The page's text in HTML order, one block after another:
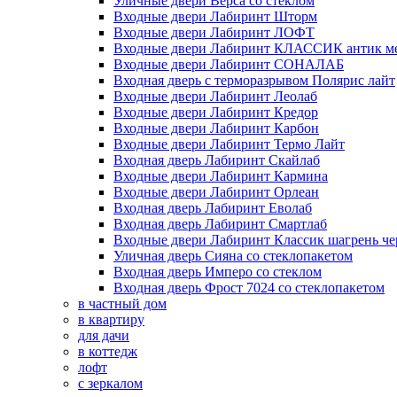
Входные двери Лабиринт Шторм
Входные двери Лабиринт ЛОФТ
Входные двери Лабиринт КЛАССИК антик
Входные двери Лабиринт СОНАЛАБ
Входная дверь с терморазрывом Полярис лайт
Входные двери Лабиринт Леолаб
Входные двери Лабиринт Кредор
Входные двери Лабиринт Карбон
Входные двери Лабиринт Термо Лайт
Входная дверь Лабиринт Скайлаб
Входные двери Лабиринт Кармина
Входные двери Лабиринт Орлеан
Входная дверь Лабиринт Еволаб
Входная дверь Лабиринт Смартлаб
Входные двери Лабиринт Классик шагрень
Уличная дверь Сияна со стеклопакетом
Входная дверь Имперо со стеклом
Входная дверь Фрост 7024 со стеклопакетом
в частный дом
в квартиру
для дачи
в коттедж
лофт
с зеркалом